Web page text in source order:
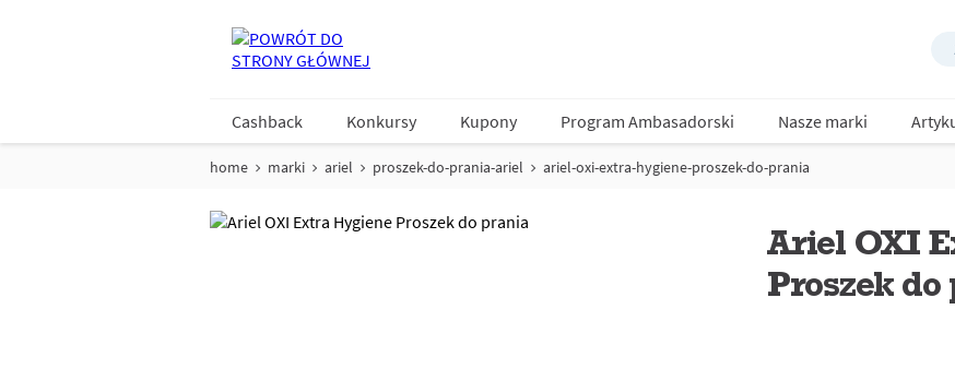
Cashback Konkursy Kupony Program Ambasadorski Nasze marki
home marki ariel proszek-do-prania-ariel ariel-oxi-extra-hygiene-proszek-do-prania
Ariel OXI
Proszek